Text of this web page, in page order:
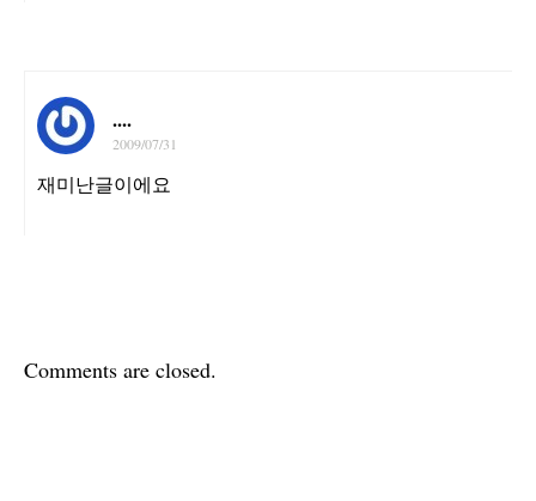
....
2009/07/31
재미난글이에요
Comments are closed.